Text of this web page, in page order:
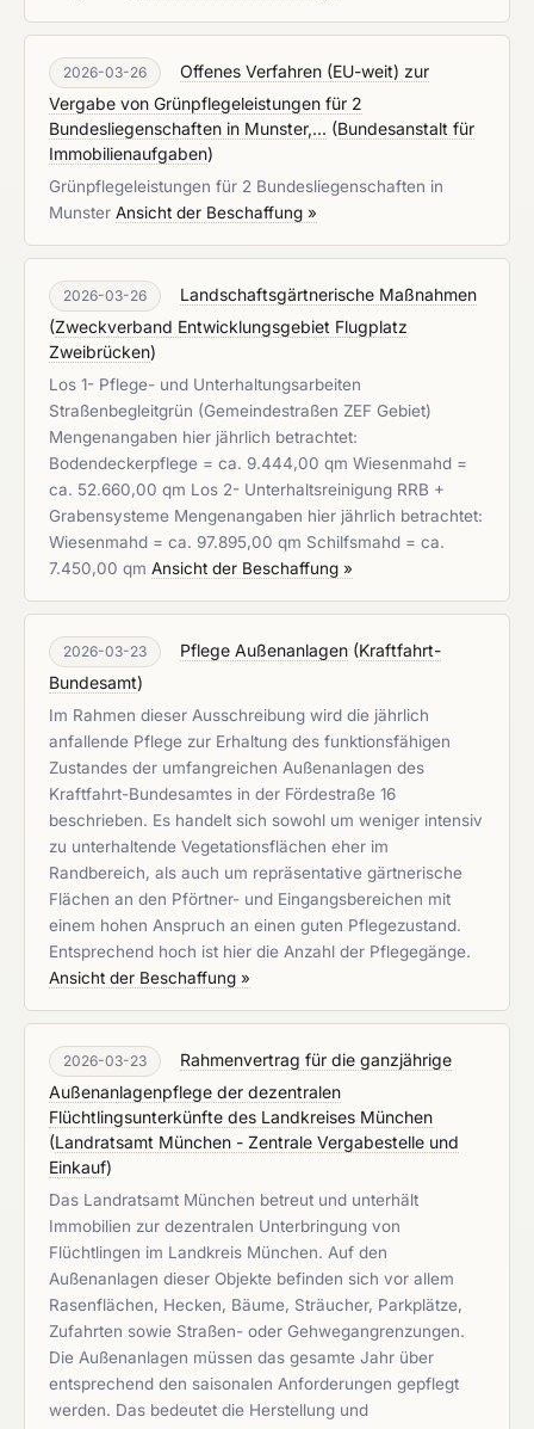
2026-03-26
Offenes Verfahren (EU-weit) zur
Vergabe von Grünpflegeleistungen für 2
Bundesliegenschaften in Munster,... (Bundesanstalt für
Immobilienaufgaben)
Grünpflegeleistungen für 2 Bundesliegenschaften in
Munster Ansicht der Beschaffung »
2026-03-26
Landschaftsgärtnerische Maßnahmen
(Zweckverband Entwicklungsgebiet Flugplatz
Zweibrücken)
Los 1- Pflege- und Unterhaltungsarbeiten
Straßenbegleitgrün (Gemeindestraßen ZEF Gebiet)
Mengenangaben hier jährlich betrachtet:
Bodendeckerpflege = ca. 9.444,00 qm Wiesenmahd =
ca. 52.660,00 qm Los 2- Unterhaltsreinigung RRB +
Grabensysteme Mengenangaben hier jährlich betrachtet:
Wiesenmahd = ca. 97.895,00 qm Schilfsmahd = ca.
7.450,00 qm Ansicht der Beschaffung »
2026-03-23 Pflege Außenanlagen (Kraftfahrt-
Bundesamt)
Im Rahmen dieser Ausschreibung wird die jährlich
anfallende Pflege zur Erhaltung des funktionsfähigen
Zustandes der umfangreichen Außenanlagen des
Kraftfahrt-Bundesamtes in der Fördestraße 16
beschrieben. Es handelt sich sowohl um weniger intensiv
zu unterhaltende Vegetationsflächen eher im
Randbereich, als auch um repräsentative gärtnerische
Flächen an den Pförtner- und Eingangsbereichen mit
einem hohen Anspruch an einen guten Pflegezustand.
Entsprechend hoch ist hier die Anzahl der Pflegegänge.
Ansicht der Beschaffung »
2026-03-23
Rahmenvertrag für die ganzjährige
Außenanlagenpflege der dezentralen
Flüchtlingsunterkünfte des Landkreises München
(Landratsamt München - Zentrale Vergabestelle und
Einkauf)
Das Landratsamt München betreut und unterhält
Immobilien zur dezentralen Unterbringung von
Flüchtlingen im Landkreis München. Auf den
Außenanlagen dieser Objekte befinden sich vor allem
Rasenflächen, Hecken, Bäume, Sträucher, Parkplätze,
Zufahrten sowie Straßen- oder Gehwegangrenzungen.
Die Außenanlagen müssen das gesamte Jahr über
entsprechend den saisonalen Anforderungen gepflegt
werden. Das bedeutet die Herstellung und